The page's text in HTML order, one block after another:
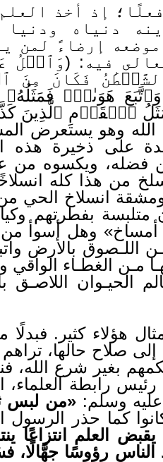
إذ أخذ
دنياه
إرضاءً لمن
تعالى فيه:
هَوَىٰهُۚ
ٱلَّذِينَ
يستعرض المشهد
على ذخيرة هذه
من فضله، ويكسوه من
من هذا كله
انسلاخ الحي من
بفطرتهم
أمساخ» وهل أسوأ
اللـصوق بالأرض
الغطـاء الواقي
الحيـوان اللاصـق
هؤلاء كثير.
صلاح حالها،
بغير شرع الله،
رابطة العلماء،
عليه وسلم:«من لبس
كما حذر الرسول
يقبض العلم انتزاعًا
رؤوسًا جهَّالًا،